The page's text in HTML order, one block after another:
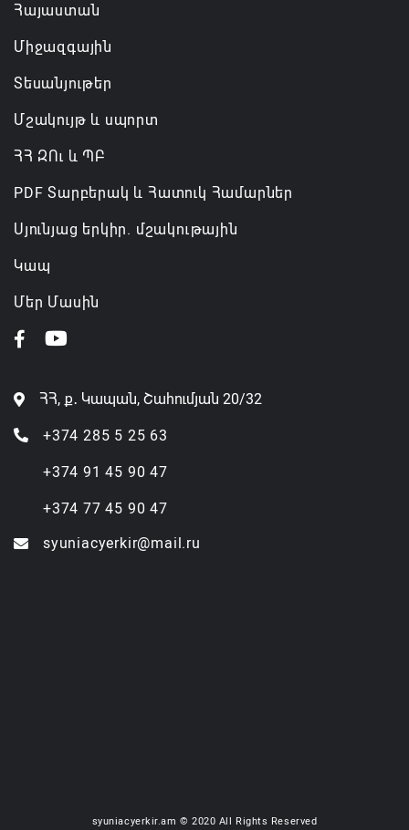
Հայաստան
Միջազգային
Տեսանյութեր
Մշակույթ և սպորտ
ՀՀ ԶՈւ և ՊԲ
PDF Տարբերակ և Հատուկ Համարներ
Սյունյաց երկիր. մշակութային
Կապ
Մեր Մասին
ՀՀ, ք․ Կապան, Շահումյան 20/32
+374 285 5 25 63
+374 91 45 90 47
+374 77 45 90 47
syuniacyerkir@mail.ru
syuniacyerkir.am © 2020 All Rights Reserved